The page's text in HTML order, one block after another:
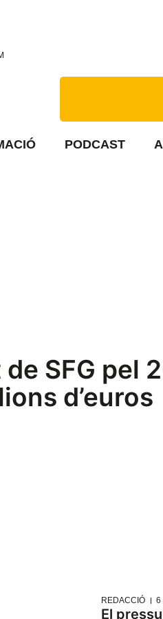
PODCAST
SFG pel
d’euros
REDACCIÓ 6
El